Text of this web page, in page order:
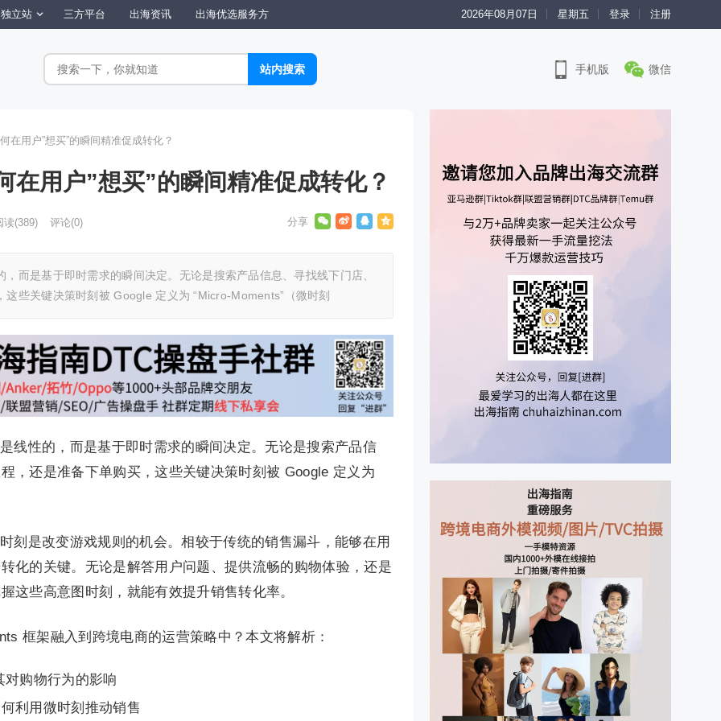
独立站 三方平台 出海资讯 出海优选服务方 2026年08月07日 星期五 登录 注册
手机版 微信
在用户”想买”的瞬间精准促成转化？
在用户”想买”的瞬间精准促成转化？
读(389) 评论(0)
而是基于即时需求的瞬间决定。无论是搜索产品信息、寻找线下门店、
些关键决策时刻被 Google 定义为 “Micro-Moments”（微时刻
线性的，而是基于即时需求的瞬间决定。无论是搜索产品信
，还是准备下单购买，这些关键决策时刻被 Google 定义为
刻是改变游戏规则的机会。相较于传统的销售漏斗，能够在用
化的关键。无论是解答用户问题、提供流畅的购物体验，还是
这些高意图时刻，就能有效提升销售转化率。
框架融入到跨境电商的运营策略中？本文将解析：
购物行为的影响
利用微时刻推动销售